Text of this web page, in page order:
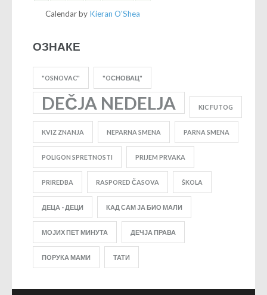
Calendar by Kieran O'Shea
ОЗНАКЕ
"OSNOVAC" "OСНОВАЦ"
DEČJA NEDELJA KIC FUTOG
KVIZ ZNANJA NEPARNA SMENA PARNA SMENA
POLIGON SPRETNOSTI PRIJEM PRVAKA
PRIREDBA RASPORED ČASOVA ŠKOLA
ДЕЦА - ДЕЦИ КАД САМ ЈА БИО МАЛИ
МОЈИХ ПЕТ МИНУТА ДЕЧЈА ПРАВА
ПОРУКА МАМИ ТАТИ